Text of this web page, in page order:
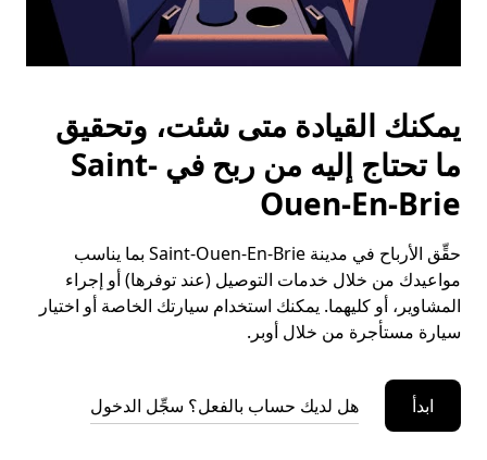
يمكنك القيادة متى شئت، وتحقيق
ما تحتاج إليه من ربح في Saint-
Ouen-En-Brie
حقِّق الأرباح في مدينة Saint-Ouen-En-Brie بما يناسب
مواعيدك من خلال خدمات التوصيل (عند توفرها) أو إجراء
المشاوير، أو كليهما. يمكنك استخدام سيارتك الخاصة أو اختيار
سيارة مستأجرة من خلال أوبر.
ابدأ هل لديك حساب بالفعل؟ سجِّل الدخول